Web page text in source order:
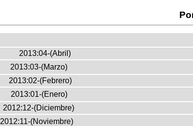
2013:04-(Abril)
2013:03-(Marzo)
2013:02-(Febrero)
2013:01-(Enero)
2012:12-(Diciembre)
2012:11-(Noviembre)